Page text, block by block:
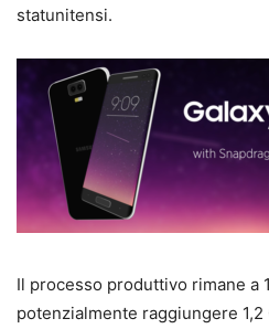
statunitensi.
Il processo produttivo rimane a
potenzialmente raggiungere